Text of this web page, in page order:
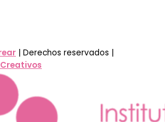
| Derechos reservados |